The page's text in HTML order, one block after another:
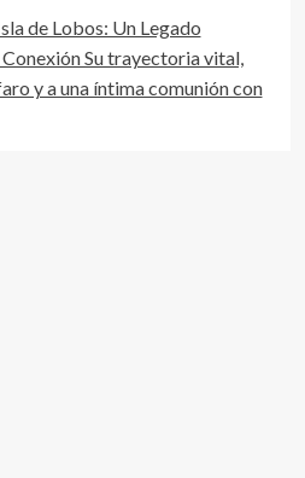
de Lobos: Un Legado
Su trayectoria vital,
y a una íntima comunión con